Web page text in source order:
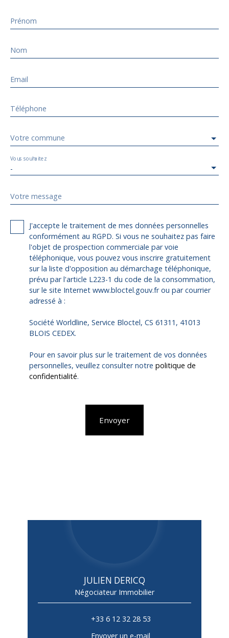
Prénom
Nom
Email
Téléphone
Votre commune
-
Vous souhaitez
Votre message
J'accepte le traitement de mes données personnelles
conformément au RGPD. Si vous ne souhaitez pas faire
l'objet de prospection commerciale par voie
téléphonique, vous pouvez vous inscrire gratuitement
sur la liste d'opposition au démarchage téléphonique,
prévu par l'article L223-1 du code de la consommation,
sur le site Internet www.bloctel.gouv.fr ou par courrier
adressé à :
Société Worldline, Service Bloctel, CS 61311, 41013
BLOIS CEDEX.
Pour en savoir plus sur le traitement de vos données
personnelles, veuillez consulter notre politique de
confidentialité.
Envoyer
JULIEN DERICQ
Négociateur Immobilier
+33 6 12 32 28 53
Envoyer un e-mail